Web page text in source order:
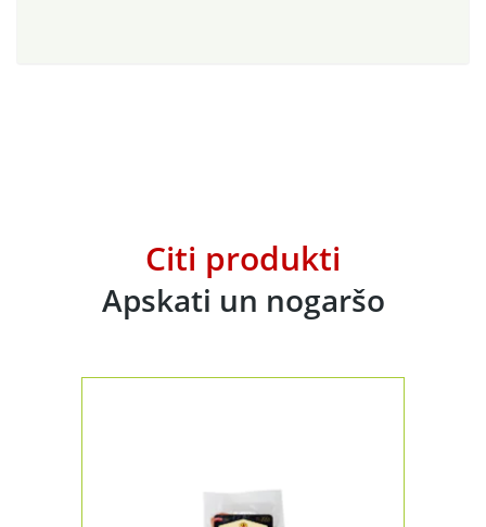
Citi produkti
Apskati un nogaršo